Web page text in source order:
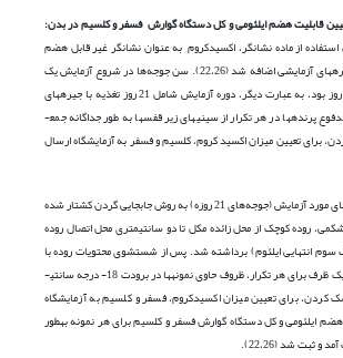
قابلیت هضم ایلئومی و کل دستگاه گوارش فسفر و کلسیم در بدن:
از ماده نشانگر، اکسیدکروم به عنوان نشانگر غیر­ قابل ­هضم
به میزان 3/0 درصد به جیره­های آزمایشی اضافه شد (22،26). سن جوجه‌ها در شروع آزمایش یک
روز و در پایان آزمایش 21 روز بود، به عبارت دیگر، دوره آزمایش شامل 21 روز تغذیه با جیره­های
بود. در روز 21، مدفوع پرنده­ها در هر تکرار از سینی­های زیر قفس­ها به طور جداگانه جمع­
برای تعیین میزان اکسید کروم، کلسیم و فسفر به آزمایشگاه ارسال
در پایان دوره، تمام پرنده­های مورد آزمایش (جوجه‌های 21 روزه) به روش جابجایی گردن کشتار شده
روده کوچک از محل زائده مکل تا دو سانتی­متری محل اتصال روده
انتهایی ایلئوم) برداشته شد. پس از شستشوی محتویات روده با
آب مقطر و جمع­آوری آن در یک ظرف برای هر تکرار، ظروف حاوی نمونه­ها در برودت 18- درجه سانتی­
کردن، برای تعیین میزان اکسیدکروم، فسفر و کلسیم به آزمایشگاه
ایلئومی و کل دستگاه گوارش فسفر و کلسیم برای هر نمونه به­طور
و ثبت شد (22،26).